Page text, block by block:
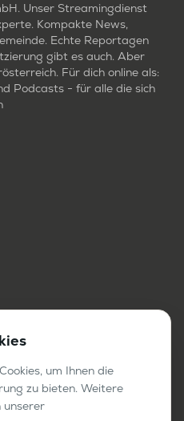
Unser Streamingdienst
Kompakte News,
Echte Reportagen
gibt es auch. Aber
Für dich online als:
Podcasts - für alle die sich
um Ihnen die
zu bieten. Weitere
unserer